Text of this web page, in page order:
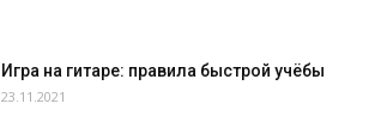
Игра на гитаре: правила быстрой учёбы
23.11.2021